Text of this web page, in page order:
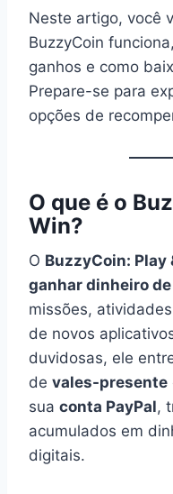
Neste artigo, você
BuzzyCoin
ganhos e como
Prepare-se para
opções de
O que é o
Win?
O BuzzyCoin: Play
ganhar dinheiro
missões,
de novos
duvidosas, ele
de vales-presente
sua conta PayPal,
acumulados em
digitais.